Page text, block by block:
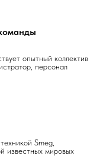
опытный коллектив
персонал
Smeg,
известных мировых